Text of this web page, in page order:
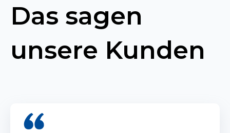
Das sagen
unsere Kunden